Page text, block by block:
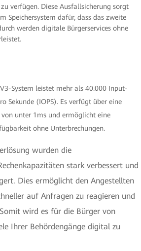
verfügen. Diese Ausfallsicherung sorgt
Speichersystem dafür, dass das zweite
werden digitale Bürgerservices ohne
System leistet mehr als 40.000 Input-
Sekunde (IOPS). Es verfügt über eine
unter 1ms und ermöglicht eine
ohne Unterbrechungen.
wurden die
stark verbessert und
Dies ermöglicht den Angestellten
auf Anfragen zu reagieren und
wird es für die Bürger von
Ihrer Behördengänge digital zu